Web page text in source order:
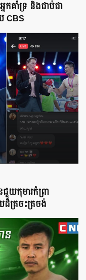
កគាំទ្រ និងជាប់ជា
CBS
យកុមារកំព្រា
ត្រចះត្រចង់